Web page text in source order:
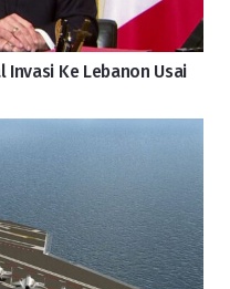
Ke Lebanon Usai